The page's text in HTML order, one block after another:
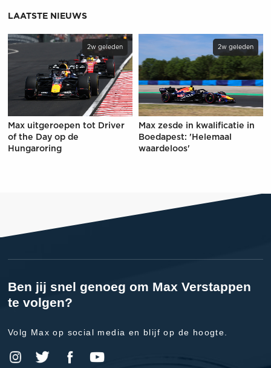
LAATSTE NIEUWS
2w geleden
Max uitgeroepen tot Driver
of the Day op de
Hungaroring
2w geleden
Max zesde in kwalificatie in
Boedapest: 'Helemaal
waardeloos'
Ben jij snel genoeg om Max Verstappen
te volgen?
Volg Max op social media en blijf op de hoogte.